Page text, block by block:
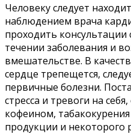
Человеку следует
наблюдением врача
проходить консультации
течении заболевания и
вмешательстве. В
сердце трепещется,
первичные болезни.
стресса и тревоги на
кофеином,
продукции и некоторого